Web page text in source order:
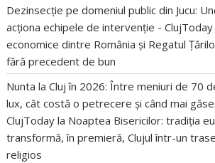
Dezinsecție pe domeniul public din Jucu:
acționa echipele de intervenție - ClujToday
economice dintre România și Regatul
fără precedent de bun
Nunta la Cluj în 2026: Între meniuri de 70
lux, cât costă o petrecere și când mai
ClujToday la Noaptea Bisericilor: tradiția
transformă, în premieră, Clujul într-un
religios